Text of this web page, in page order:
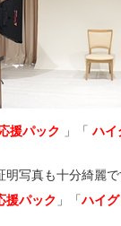
援パック 」 「ハイ
明写真も十分綺麗
援パック 」 「ハイ